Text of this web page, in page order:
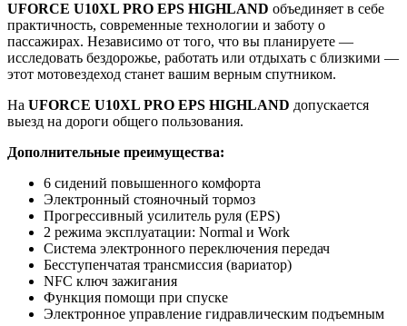
UFORCE U10XL PRO EPS HIGHLAND объединяет в себе
практичность, современные технологии и заботу о
пассажирах. Независимо от того, что вы планируете —
исследовать бездорожье, работать или отдыхать с близкими —
этот мотовездеход станет вашим верным спутником.
На UFORCE U10XL PRO EPS HIGHLAND допускается
выезд на дороги общего пользования.
Дополнительные преимущества:
6 сидений повышенного комфорта
Электронный стояночный тормоз
Прогрессивный усилитель руля (EPS)
2 режима эксплуатации: Normal и Work
Система электронного переключения передач
Бесступенчатая трансмиссия (вариатор)
NFC ключ зажигания
Функция помощи при спуске
Электронное управление гидравлическим подъемным